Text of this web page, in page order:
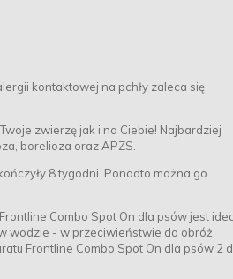
kontaktowej na pchły zaleca się
zwierzę jak i na Ciebie! Najbardziej
borelioza oraz APZS.
8 tygodni. Ponadto można go
Combo Spot On dla psów jest
wodzie - w przeciwieństwie do obróż
Frontline Combo Spot On dla psów 2